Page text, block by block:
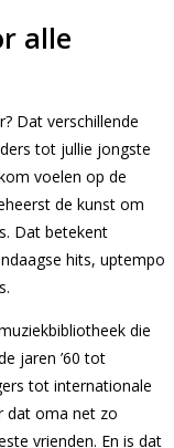
alle
Dat verschillende
tot jullie jongste
voelen op de
de kunst om
Dat betekent
hits, uptempo
die
jaren ’60 tot
tot internationale
dat oma net zo
vrienden. En is dat